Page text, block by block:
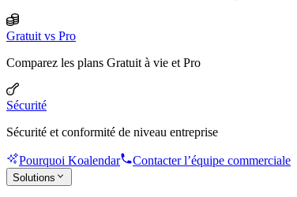
Gratuit vs Pro
Comparez les plans Gratuit à vie et Pro
Sécurité
Sécurité et conformité de niveau entreprise
Pourquoi Koalendar Contacter l’équipe commerciale
Solutions